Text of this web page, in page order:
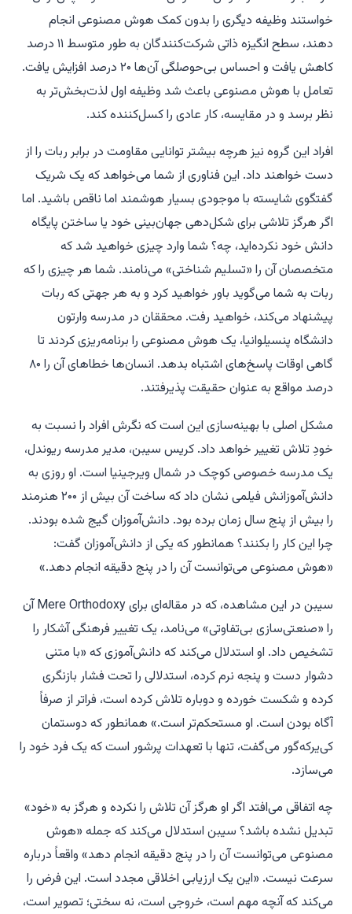
خواستند وظیفه دیگری را بدون کمک هوش مصنوعی انجام
دهند، سطح انگیزه ذاتی شرکت‌کنندگان به طور متوسط ۱۱ درصد
کاهش یافت و احساس بی‌حوصلگی آن‌ها ۲۰ درصد افزایش یافت.
تعامل با هوش مصنوعی باعث شد وظیفه اول لذت‌بخش‌تر به
نظر برسد و در مقایسه، کار عادی را کسل‌کننده کند.
افراد این گروه نیز هرچه بیشتر توانایی مقاومت در برابر ربات را از
دست خواهند داد. این فناوری از شما می‌خواهد که یک شریک
گفتگوی شایسته با موجودی بسیار هوشمند اما ناقص باشید. اما
اگر هرگز تلاشی برای شکل‌دهی جهان‌بینی خود یا ساختن پایگاه
دانش خود نکرده‌اید، چه؟ شما وارد چیزی خواهید شد که
متخصصان آن را «تسلیم شناختی» می‌نامند. شما هر چیزی را که
ربات به شما می‌گوید باور خواهید کرد و به هر جهتی که ربات
پیشنهاد می‌کند، خواهید رفت. محققان در مدرسه وارتون
دانشگاه پنسیلوانیا، یک هوش مصنوعی را برنامه‌ریزی کردند تا
گاهی اوقات پاسخ‌های اشتباه بدهد. انسان‌ها خطاهای آن را ۸۰
درصد مواقع به عنوان حقیقت پذیرفتند.
مشکل اصلی با بهینه‌سازی این است که نگرش افراد را نسبت به
خودِ تلاش تغییر خواهد داد. کریس سیبن، مدیر مدرسه ریوندل،
یک مدرسه خصوصی کوچک در شمال ویرجینیا است. او روزی به
دانش‌آموزانش فیلمی نشان داد که ساخت آن بیش از ۲۰۰ هنرمند
را بیش از پنج سال زمان برده بود. دانش‌آموزان گیج شده بودند.
چرا این کار را بکنند؟ همانطور که یکی از دانش‌آموزان گفت:
«هوش مصنوعی می‌توانست آن را در پنج دقیقه انجام دهد.»
سیبن در این مشاهده، که در مقاله‌ای برایMere Orthodoxyآن
را «صنعتی‌سازی بی‌تفاوتی» می‌نامد، یک تغییر فرهنگی آشکار را
تشخیص داد. او استدلال می‌کند که دانش‌آموزی که «با متنی
دشوار دست و پنجه نرم کرده، استدلالی را تحت فشار بازنگری
کرده و شکست خورده و دوباره تلاش کرده است، فراتر از صرفاً
آگاه بودن است. او مستحکم‌تر است.» همانطور که دوستمان
کی‌یرکه‌گور می‌گفت، تنها با تعهدات پرشور است که یک فرد خود را
می‌سازد.
چه اتفاقی می‌افتد اگر او هرگز آن تلاش را نکرده و هرگز به «خود»
تبدیل نشده باشد؟ سیبن استدلال می‌کند که جمله «هوش
مصنوعی می‌توانست آن را در پنج دقیقه انجام دهد» واقعاً درباره
سرعت نیست. «این یک ارزیابی اخلاقی مجدد است. این فرض را
می‌کند که آنچه مهم است، خروجی است، نه سختی؛ تصویر است،